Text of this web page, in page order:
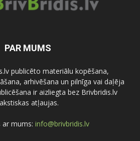
PAR MUMS
publicēto materiālu kopēšana,
arhivēšana un pilnīga vai daļēja
ir aizliegta bez Brivbridis.lv
atļaujas.
ar mums: info@brivbridis.lv